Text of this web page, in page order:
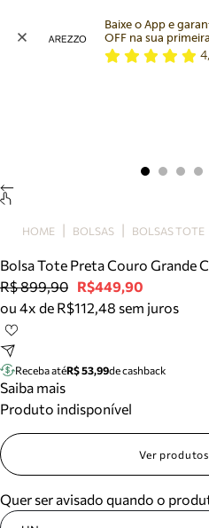
Bolsa
Tamanco
Tênis
Mule
Tire dúvidas sobre
Meus pedidos
Acompanhe seus
Baixe o App e
OFF na sua
HOME BOLSAS BOLSAS TOTE
Bolsa Tote Preta Couro Grande
R$ 899,90 R$449,90
ou 4x de R$112,48 sem juros
Receba atéR$ 53,99de cashback
Saiba mais
Produto indisponível
Ver
Quer ser avisado quando o